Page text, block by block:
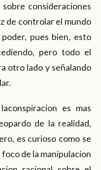
consideraciones
de controlar el mundo
pues bien, esto
pero todo el
otro lado y señalando
es mas
de la realidad,
es curioso como se
de la manipulacion